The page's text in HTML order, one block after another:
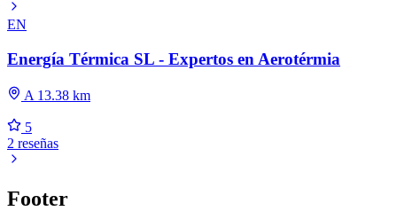
EN
Energía Térmica SL - Expertos en Aerotérmia
A 13.38 km
5
2 reseñas
Footer